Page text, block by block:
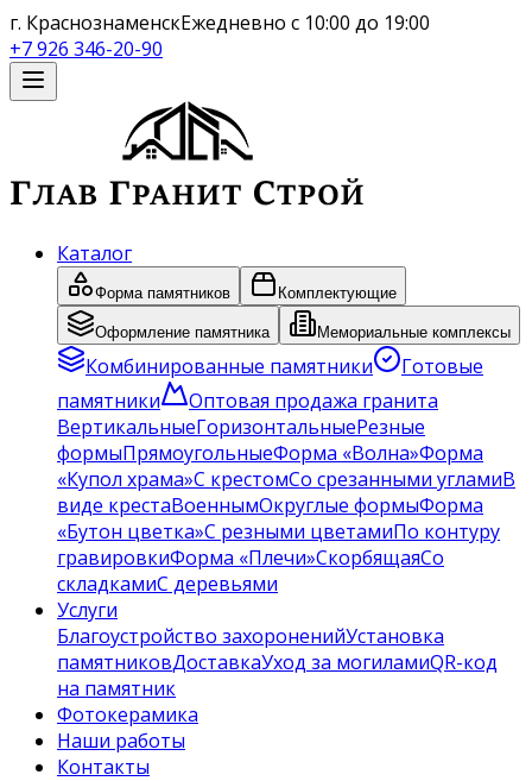
г. КраснознаменскЕжедневно с 10:00 до 19:00
+7 926 346-20-90
Каталог
Форма памятников Комплектующие
Оформление памятника Мемориальные комплексы
Комбинированные памятники
Готовые
памятники
Оптовая продажа гранита
ВертикальныеГоризонтальныеРезные
формыПрямоугольныеФорма «Волна»Форма
«Купол храма»С крестомСо срезанными угламиВ
виде крестаВоеннымОкруглые формыФорма
«Бутон цветка»С резными цветамиПо контуру
гравировкиФорма «Плечи»СкорбящаяСо
складкамиС деревьями
Услуги
Благоустройство захороненийУстановка
памятниковДоставкаУход за могиламиQR-код
на памятник
Фотокерамика
Наши работы
Контакты